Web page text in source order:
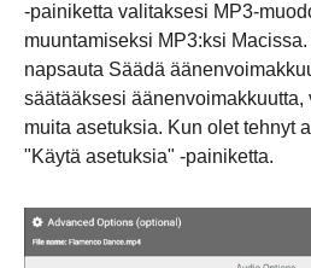
-painiketta valitaksesi MP3-
muuntamiseksi MP3:ksi
napsauta Säädä
säätääksesi
muita asetuksia. Kun olet tehnyt
"Käytä asetuksia" -painiketta.